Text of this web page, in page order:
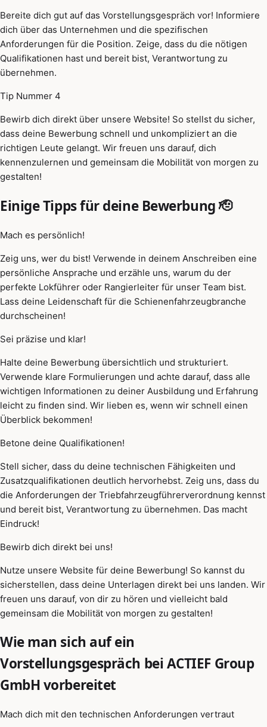
Bereite dich gut auf das Vorstellungsgespräch vor! Informiere
dich über das Unternehmen und die spezifischen
Anforderungen für die Position. Zeige, dass du die nötigen
Qualifikationen hast und bereit bist, Verantwortung zu
übernehmen.
Tip Nummer 4
Bewirb dich direkt über unsere Website! So stellst du sicher,
dass deine Bewerbung schnell und unkompliziert an die
richtigen Leute gelangt. Wir freuen uns darauf, dich
kennenzulernen und gemeinsam die Mobilität von morgen zu
gestalten!
Einige Tipps für deine Bewerbung 🫡
Mach es persönlich!
Zeig uns, wer du bist! Verwende in deinem Anschreiben eine
persönliche Ansprache und erzähle uns, warum du der
perfekte Lokführer oder Rangierleiter für unser Team bist.
Lass deine Leidenschaft für die Schienenfahrzeugbranche
durchscheinen!
Sei präzise und klar!
Halte deine Bewerbung übersichtlich und strukturiert.
Verwende klare Formulierungen und achte darauf, dass alle
wichtigen Informationen zu deiner Ausbildung und Erfahrung
leicht zu finden sind. Wir lieben es, wenn wir schnell einen
Überblick bekommen!
Betone deine Qualifikationen!
Stell sicher, dass du deine technischen Fähigkeiten und
Zusatzqualifikationen deutlich hervorhebst. Zeig uns, dass du
die Anforderungen der Triebfahrzeugführerverordnung kennst
und bereit bist, Verantwortung zu übernehmen. Das macht
Eindruck!
Bewirb dich direkt bei uns!
Nutze unsere Website für deine Bewerbung! So kannst du
sicherstellen, dass deine Unterlagen direkt bei uns landen. Wir
freuen uns darauf, von dir zu hören und vielleicht bald
gemeinsam die Mobilität von morgen zu gestalten!
Wie man sich auf ein
Vorstellungsgespräch bei ACTIEF Group
GmbH vorbereitet
Mach dich mit den technischen Anforderungen vertraut